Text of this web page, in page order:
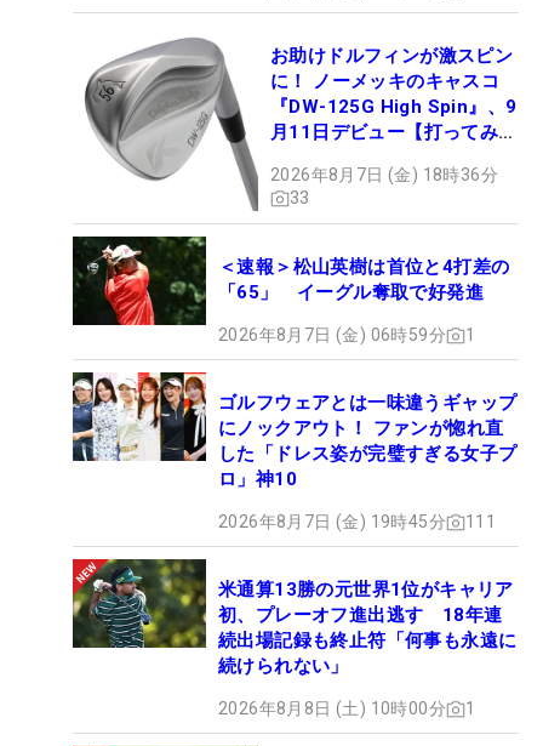
お助けドルフィンが激スピン
に！ ノーメッキのキャスコ
『DW-125G High Spin』、9
月11日デビュー【打ってみ
2026年8月7日 (金) 18時36分
33
＜速報＞松山英樹は首位と4打差の
「65」 イーグル奪取で好発進
2026年8月7日 (金) 06時59分 1
ゴルフウェアとは一味違うギャップ
にノックアウト！ ファンが惚れ直
した「ドレス姿が完璧すぎる女子プ
ロ」神10
2026年8月7日 (金) 19時45分 111
米通算13勝の元世界1位がキャリア
初、プレーオフ進出逃す 18年連
続出場記録も終止符「何事も永遠に
続けられない」
2026年8月8日 (土) 10時00分 1